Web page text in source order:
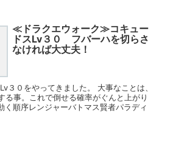
≪ドラクエウォーク≫コキュー
ドスLv３０ フバーハを切らさ
なければ大丈夫！
３０をやってきました。 大事なことは、
る事。これで倒せる確率がぐんと上がり
く順序レンジャーバトマス賢者パラディ